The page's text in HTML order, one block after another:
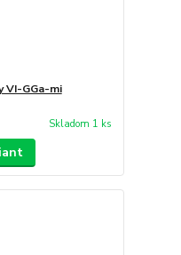
VI-GGa-mi
Skladom 1 ks